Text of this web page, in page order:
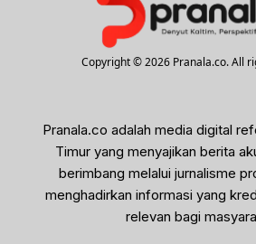
Copyright © 2026 Pranala.co. All
Pranala.co adalah media digital
Timur yang menyajikan berita
berimbang melalui jurnalisme
menghadirkan informasi yang
relevan bagi